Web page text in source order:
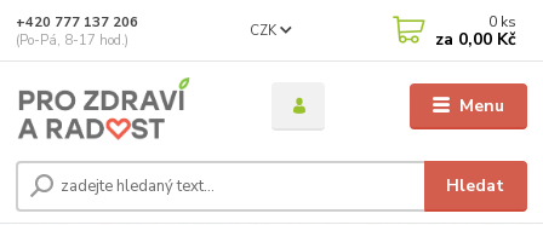
Menu
CZK
Hledat
+420 777 137 206
(Po-Pá, 8-17 hod.)
0 ks
za 0,00 Kč